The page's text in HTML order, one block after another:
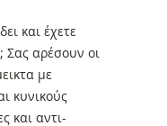
και έχετε
Σας αρέσουν οι
με
κυνικούς
και αντι-